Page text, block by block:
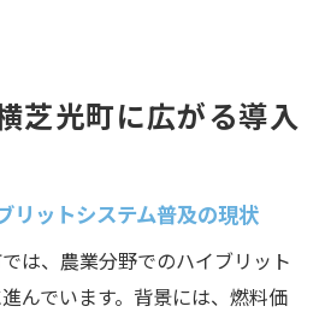
芝光町に広がる導入
リットシステム普及の現状
は、農業分野でのハイブリット
んでいます。背景には、燃料価